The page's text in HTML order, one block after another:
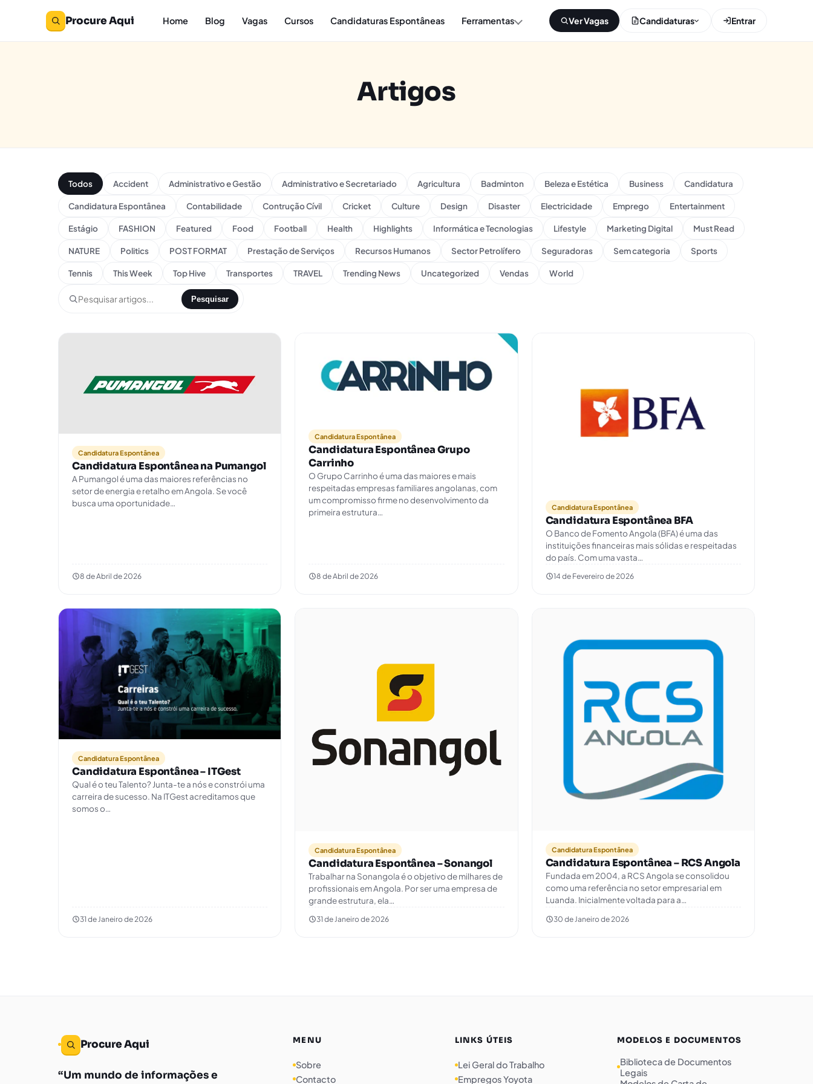
Procure Aqui Home Blog Vagas Cursos Candidaturas Espontâneas Ferramentas Ver Vagas Candidaturas Entrar
Artigos
Todos Accident Administrativo e Gestão Administrativo e Secretariado Agricultura Badminton Beleza e Estética Business Candidatura
Candidatura Espontânea Contabilidade Contrução Cívil Cricket Culture Design Disaster Electricidade Emprego Entertainment
Estágio FASHION Featured Food Football Health Highlights Informática e Tecnologias Lifestyle Marketing Digital Must Read
NATURE Politics POST FORMAT Prestação de Serviços Recursos Humanos Sector Petrolífero Seguradoras Sem categoria Sports
Tennis This Week Top Hive Transportes TRAVEL Trending News Uncategorized Vendas World
Pesquisar
Candidatura Espontânea
Candidatura Espontânea na Pumangol
A Pumangol é uma das maiores referências no
setor de energia e retalho em Angola. Se você
busca uma oportunidade…
8 de Abril de 2026
Candidatura Espontânea
Candidatura Espontânea Grupo
Carrinho
O Grupo Carrinho é uma das maiores e mais
respeitadas empresas familiares angolanas, com
um compromisso firme no desenvolvimento da
primeira estrutura…
8 de Abril de 2026
Candidatura Espontânea
Candidatura Espontânea BFA
O Banco de Fomento Angola (BFA) é uma das
instituições financeiras mais sólidas e respeitadas
do país. Com uma vasta…
14 de Fevereiro de 2026
Candidatura Espontânea
Candidatura Espontânea – ITGest
Qual é o teu Talento? Junta-te a nós e constrói uma
carreira de sucesso. Na ITGest acreditamos que
somos o…
31 de Janeiro de 2026
Candidatura Espontânea
Candidatura Espontânea – Sonangol
Trabalhar na Sonangola é o objetivo de milhares de
profissionais em Angola. Por ser uma empresa de
grande estrutura, ela…
31 de Janeiro de 2026
Candidatura Espontânea
Candidatura Espontânea – RCS Angola
Fundada em 2004, a RCS Angola se consolidou
como uma referência no setor empresarial em
Luanda. Inicialmente voltada para a…
30 de Janeiro de 2026
Procure Aqui
Um mundo de informações e
MENU
Sobre
Contacto
LINKS ÚTEIS
Lei Geral do Trabalho
Empregos Yoyota
MODELOS E DOCUMENTOS
Biblioteca de Documentos
Legais